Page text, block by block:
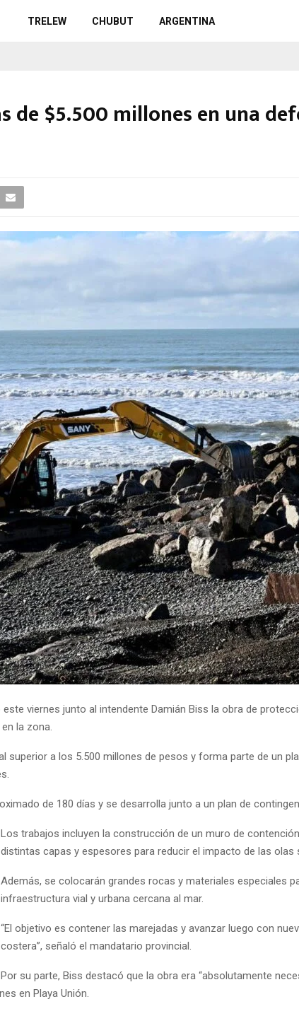
TRELEW CHUBUT ARGENTINA
de $5.500 millones en una
este viernes junto al intendente Damián Biss la obra de
la zona.
superior a los 5.500 millones de pesos y forma parte de un
de 180 días y se desarrolla junto a un plan de
Los trabajos incluyen la construcción de un muro de
distintas capas y espesores para reducir el impacto de las olas
Además, se colocarán grandes rocas y materiales especiales
infraestructura vial y urbana cercana al mar.
“El objetivo es contener las marejadas y avanzar luego con
costera”, señaló el mandatario provincial.
Por su parte, Biss destacó que la obra era “absolutamente
en Playa Unión.